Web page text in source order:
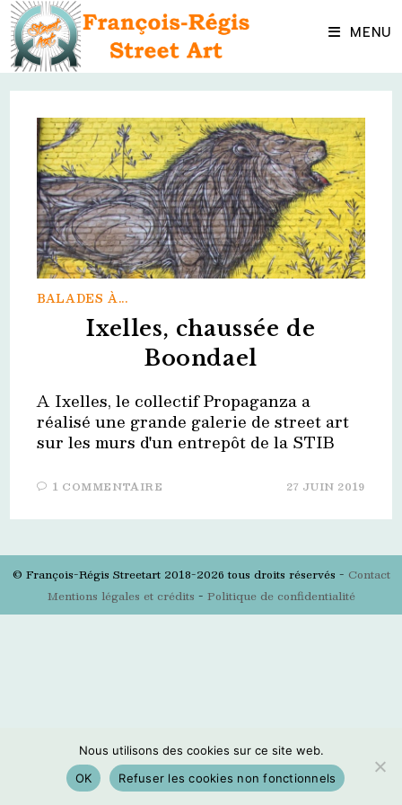
Skip
content MENU
BALADES À...
Ixelles, chaussée de
Boondael
A Ixelles, le collectif Propaganza a
réalisé une grande galerie de street art
sur les murs d'un entrepôt de la STIB
1 COMMENTAIRE 27 JUIN 2019
© François-Régis Streetart 2018-2026 tous droits réservés - Contact
Mentions légales et crédits - Politique de confidentialité
Nous utilisons des cookies sur ce site web.
OK
Refuser les cookies non fonctionnels